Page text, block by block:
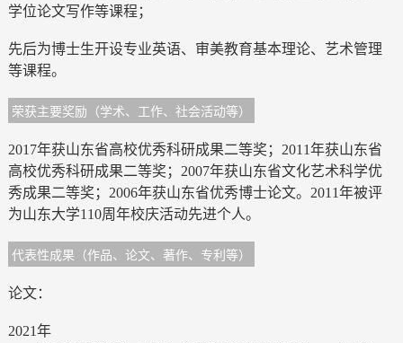
学位论文写作等课程；
先后为博士生开设专业英语、审美教育基本理论、艺术管理
等课程。
荣获主要奖励（学术、工作、社会活动等）
2017年获山东省高校优秀科研成果二等奖；2011年获山东省
高校优秀科研成果二等奖；2007年获山东省文化艺术科学优
秀成果二等奖；2006年获山东省优秀博士论文。2011年被评
为山东大学110周年校庆活动先进个人。
代表性成果（作品、论文、著作、专利等）
论文：
2021年